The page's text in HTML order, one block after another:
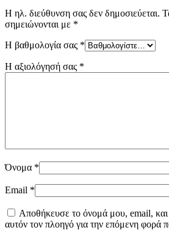
Η ηλ. διεύθυνση σας δεν δημοσιεύεται.
σημειώνονται με *
Η βαθμολογία σας *
Η αξιολόγησή σας *
Όνομα *
Email *
Αποθήκευσε το όνομά μου, email, και
αυτόν τον πλοηγό για την επόμενη φορά